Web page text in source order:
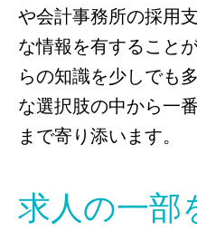
や会計事務所の採用
な情報を有すること
らの知識を少しでも
な選択肢の中から一
まで寄り添います。
求人の一部